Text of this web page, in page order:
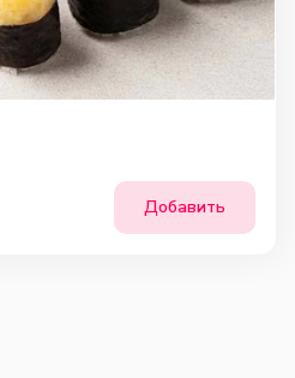
Добавить